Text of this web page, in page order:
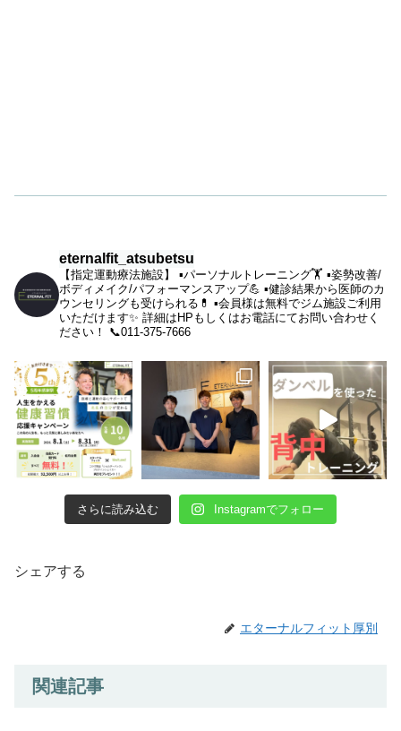
eternalfit_atsubetsu
【指定運動療法施設】 ▪︎パーソナルトレーニング🏋️ ▪︎姿勢改善/
ボディメイク/パフォーマンスアップ💪 ▪︎健診結果から医師のカ
ウンセリングも受けられる💊 ▪︎会員様は無料でジム施設ご利用
いただけます✨ 詳細はHPもしくはお電話にてお問い合わせく
ださい！
📞011-375-7666
さらに読み込む Instagramでフォロー
シェアする
エターナルフィット厚別
関連記事